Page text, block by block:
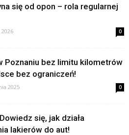
się od opon – rola regularnej
0
Poznaniu bez limitu kilometrów
bez ograniczeń!
2025 0
się, jak działa
lakierów do aut!